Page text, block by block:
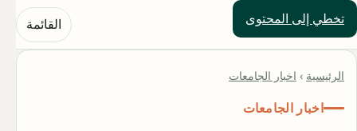
تخطي إلى المحتوى
حلول العالم القائمة
الرئيسية › اخبار الجامعات
اخبار الجامعات